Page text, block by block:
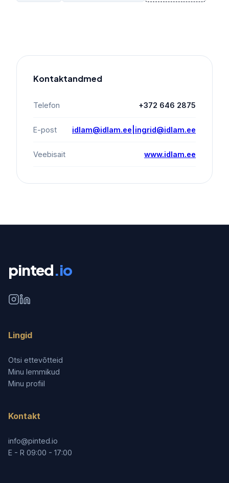
Kontaktandmed
Telefon +372 646 2875
E-post idlam@idlam.ee|ingrid@idlam.ee
Veebisait www.idlam.ee
pinted.io
Lingid
Otsi ettevõtteid
Minu lemmikud
Minu profiil
Kontakt
info@pinted.io
E - R 09:00 - 17:00